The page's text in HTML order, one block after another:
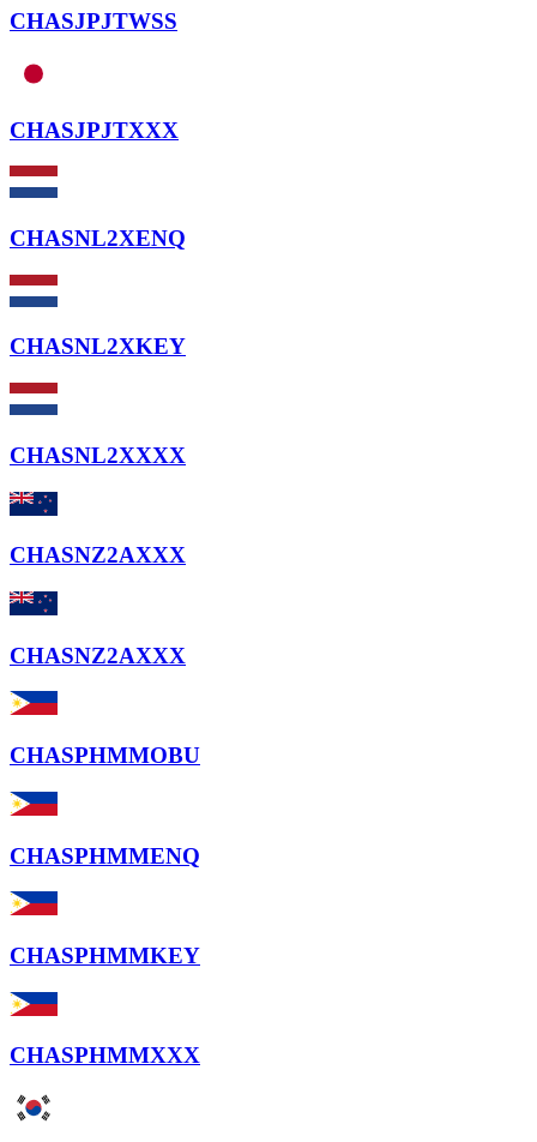
CHASJPJTWSS
CHASJPJTXXX
CHASNL2XENQ
CHASNL2XKEY
CHASNL2XXXX
CHASNZ2AXXX
CHASNZ2AXXX
CHASPHMMOBU
CHASPHMMENQ
CHASPHMMKEY
CHASPHMMXXX